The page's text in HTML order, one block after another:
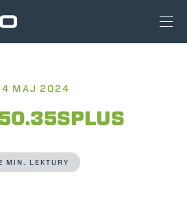
MAJ 2024
MIN. LEKTURY